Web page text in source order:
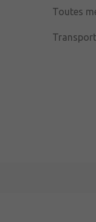
Toutes
Transport